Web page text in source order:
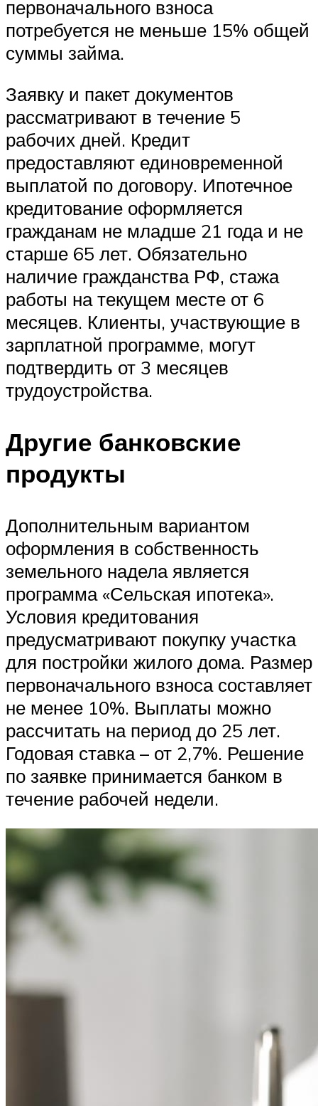
первоначального взноса
потребуется не меньше 15% общей
суммы займа.
Заявку и пакет документов
рассматривают в течение 5
рабочих дней. Кредит
предоставляют единовременной
выплатой по договору. Ипотечное
кредитование оформляется
гражданам не младше 21 года и не
старше 65 лет. Обязательно
наличие гражданства РФ, стажа
работы на текущем месте от 6
месяцев. Клиенты, участвующие в
зарплатной программе, могут
подтвердить от 3 месяцев
трудоустройства.
Другие банковские
продукты
Дополнительным вариантом
оформления в собственность
земельного надела является
программа «Сельская ипотека».
Условия кредитования
предусматривают покупку участка
для постройки жилого дома. Размер
первоначального взноса составляет
не менее 10%. Выплаты можно
рассчитать на период до 25 лет.
Годовая ставка – от 2,7%. Решение
по заявке принимается банком в
течение рабочей недели.